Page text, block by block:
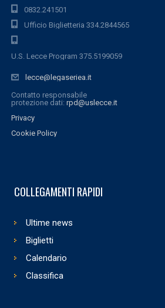
0832.241501
Ufficio Biglietteria 334.2844565
U.S. Lecce Program 375.5199059
lecce@legaseriea.it
Contatto responsabile
protezione dati: rpd@uslecce.it
Privacy
Cookie Policy
COLLEGAMENTI RAPIDI
Ultime news
Biglietti
Calendario
Classifica